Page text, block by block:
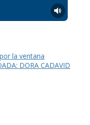
la ventana
DORA CADAVID